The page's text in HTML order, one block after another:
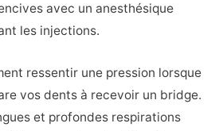
avec un anesthésique
les injections.
ressentir une pression lorsque
vos dents à recevoir un bridge.
et profondes respirations